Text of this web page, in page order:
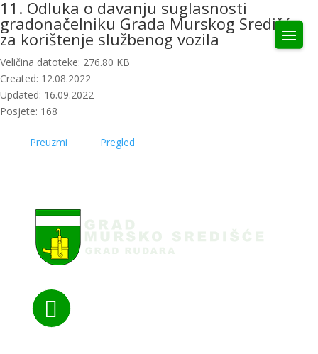
11. Odluka o davanju suglasnosti
gradonačelniku Grada Murskog Središća
za korištenje službenog vozila
Veličina datoteke: 276.80 KB
Created: 12.08.2022
Updated: 16.09.2022
Posjete: 168
Preuzmi Pregled
